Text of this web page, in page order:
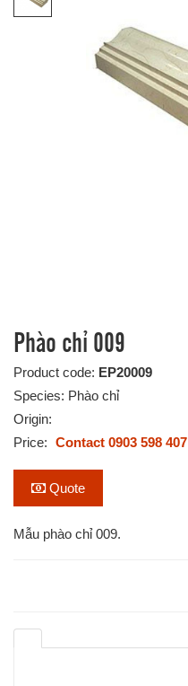
Phào chỉ 009
Product code: EP20009
Species: Phào chỉ
Origin:
Price: Contact 0903 598 407
Quote
Mẫu phào chỉ 009.